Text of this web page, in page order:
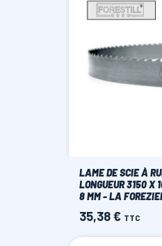
LAME DE SCIE À
LONGUEUR 3150 X
8 MM - LA
Prix
35,38 € TTC